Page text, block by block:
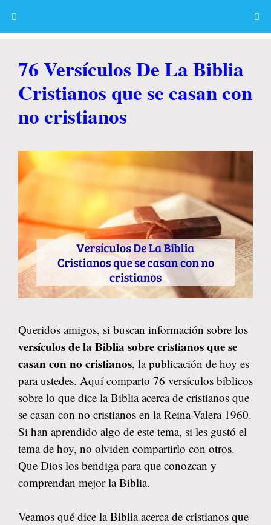
76 Versículos De La Biblia
Cristianos que se casan con
no cristianos
Queridos amigos, si buscan información sobre los
versículos de la Biblia sobre cristianos que se
casan con no cristianos, la publicación de hoy es
para ustedes. Aquí comparto 76 versículos bíblicos
sobre lo que dice la Biblia acerca de cristianos que
se casan con no cristianos en la Reina-Valera 1960.
Si han aprendido algo de este tema, si les gustó el
tema de hoy, no olviden compartirlo con otros.
Que Dios los bendiga para que conozcan y
comprendan mejor la Biblia.
Veamos qué dice la Biblia acerca de cristianos que